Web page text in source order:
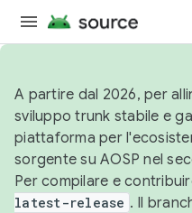
A partire dal 2026, per
sviluppo trunk stabile e
piattaforma per
sorgente su AOSP nel
Per compilare e
latest-release . Il